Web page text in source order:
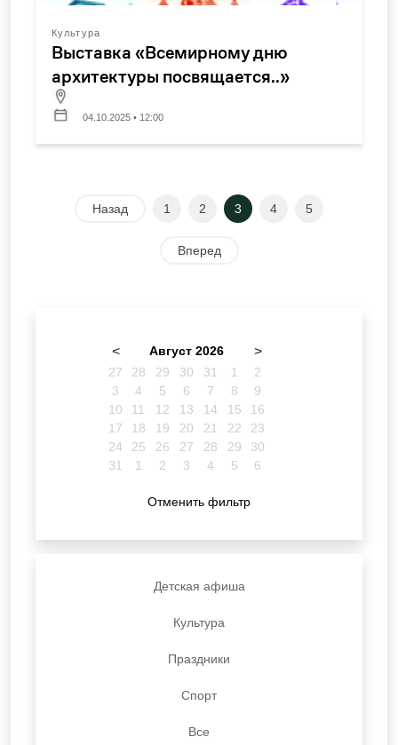
Культура
Выставка «Всемирному дню
архитектуры посвящается..»
04.10.2025 • 12:00
Назад 1 2 3 4 5
Вперед
< Август 2026 >
27 28 29 30 31 1
2
3
4 5 6 7 8
9
10
11 12 13 14 15
16
17
18 19 20 21 22
23
24
25 26 27 28 29
30
31
1 2 3 4 5 6
Отменить фильтр
Детская афиша
Культура
Праздники
Спорт
Все